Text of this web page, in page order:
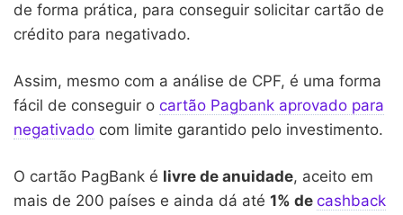
de forma prática, para conseguir solicitar cartão de
crédito para negativado.
Assim, mesmo com a análise de CPF, é uma forma
fácil de conseguir o cartão Pagbank aprovado para
negativado com limite garantido pelo investimento.
O cartão PagBank é livre de anuidade, aceito em
mais de 200 países e ainda dá até 1% de cashback